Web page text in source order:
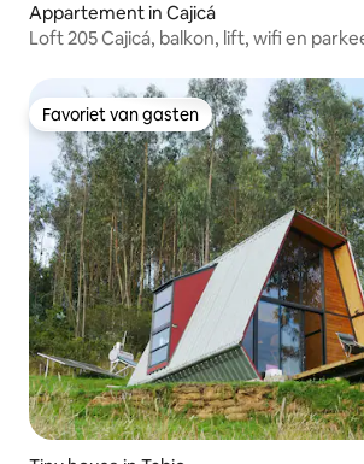
Appartement in Cajicá
Loft 205 Cajicá, balkon, lift, wifi en
Favoriet van gasten
Favoriet van gasten